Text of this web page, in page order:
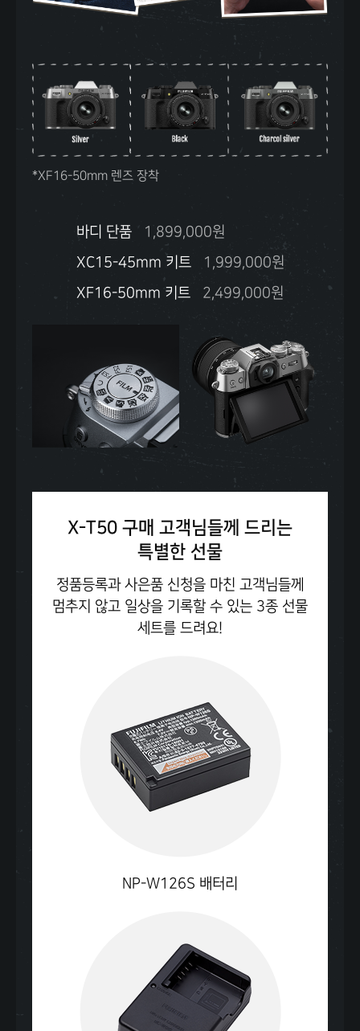
*XF16-50mm 렌즈 장착
바디 단품
1,899,000원
XC15-45mm 키트
1,999,000원
XF16-50mm 키트
2,499,000원
X-T50 구매 고객님들께 드리는
특별한 선물
정품등록과 사은품 신청을 마친 고객님들께
멈추지 않고 일상을 기록할 수 있는 3종 선물
세트를 드려요!
NP-W126S 배터리